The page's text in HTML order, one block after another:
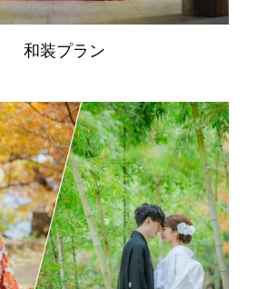
和装プラン